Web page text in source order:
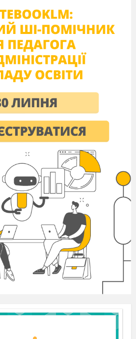
за допомогою формули
в основі якої лежить
12 см, а висота піраміди
кулі, радіус якої дорівнює
переріз конуса -
з кутом 120° при